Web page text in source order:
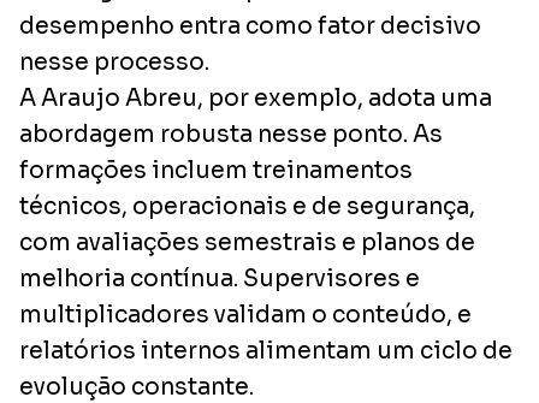
desempenho entra como fator decisivo
nesse processo.
A Araujo Abreu, por exemplo, adota uma
abordagem robusta nesse ponto. As
formações incluem treinamentos
técnicos, operacionais e de segurança,
com avaliações semestrais e planos de
melhoria contínua. Supervisores e
multiplicadores validam o conteúdo, e
relatórios internos alimentam um ciclo de
evolução constante.